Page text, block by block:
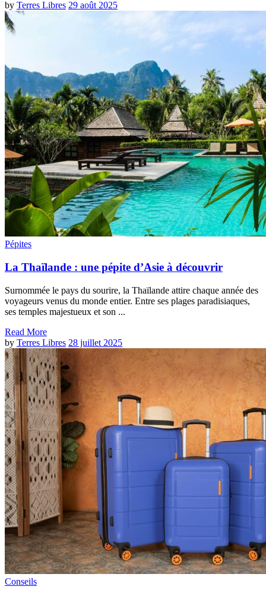
by Terres Libres 29 août 2025
Pépites
La Thaïlande : une pépite d’Asie à découvrir
Surnommée le pays du sourire, la Thaïlande attire chaque année des
voyageurs venus du monde entier. Entre ses plages paradisiaques,
ses temples majestueux et son ...
Read More
by Terres Libres 28 juillet 2025
Conseils